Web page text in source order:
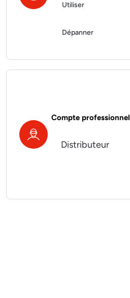
Utiliser
Dépanner
Compte professionnel
Distributeur